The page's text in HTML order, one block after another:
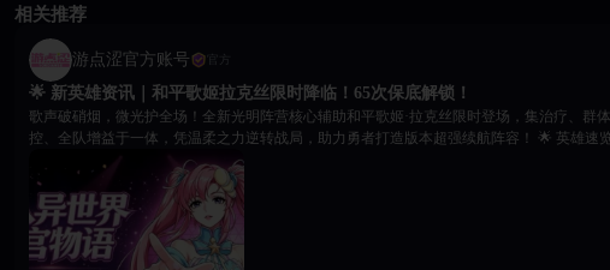
相关推荐
游点涩官方账号 官方
🌟 新英雄资讯｜和平歌姬拉克丝限时降临！65次保底解锁！
歌声破硝烟，微光护全场！全新光明阵营核心辅助和平歌姬·拉克丝限时登场，集治疗、群
控、全队增益于一体，凭温柔之力逆转战局，助力勇者打造版本超强续航阵容！ 🌟 英雄速览 阵营：光明
战火，是改写乱世战局的关键核心！ 核心能力：全队常驻减伤格挡、高额群体治疗、敌方长时间禁锢、
多条件叠加团队增益，适配全系阵容，大幅提升团战续航与生存上限。 📅 限时召唤活动 活动时间：2026
年7月8日00:00-7月21日23:59 开启条件：开服满22天及以上服务器 保底保障：限时召唤65次必出拉克丝，
稳定解锁强力辅助！ 💎 快速保底获取攻略 专属道具【契约戒指】双途径免费/低价获取，快速攒满保底次